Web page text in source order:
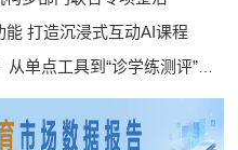
打造沉浸式互动AI课程
具到“诊学练测评”全链路学习平台